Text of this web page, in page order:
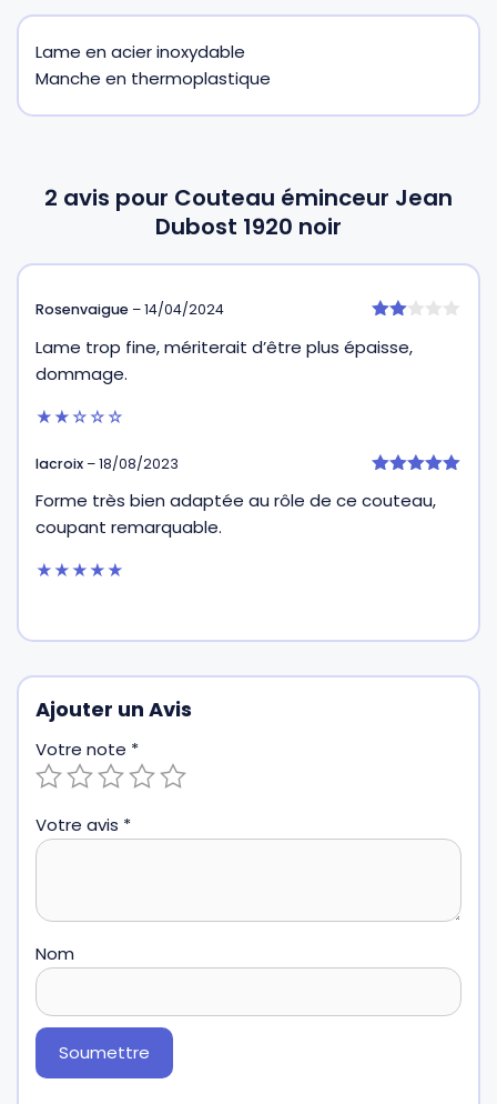
Lame en acier inoxydable
Manche en thermoplastique
2 avis pour Couteau éminceur Jean
Dubost 1920 noir
sur
Rosenvaigue –14/04/2024
Lame trop fine, mériterait d’être plus épaisse,
dommage.
★★☆☆☆
sur 5
lacroix –18/08/2023
Forme très bien adaptée au rôle de ce couteau,
coupant remarquable.
★★★★★
Ajouter un Avis
Votre note *
Votre avis *
Nom